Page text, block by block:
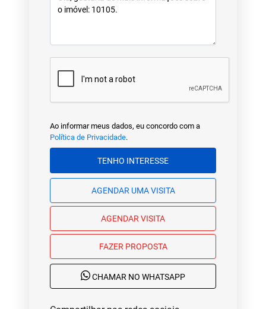
Ao informar meus dados, eu concordo com a
Política de Privacidade.
TENHO INTERESSE
AGENDAR UMA VISITA
AGENDAR VISITA
FAZER PROPOSTA
CHAMAR NO WHATSAPP